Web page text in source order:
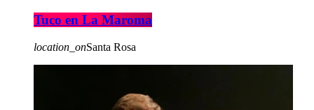
Tuco en La Maroma
location_onSanta Rosa